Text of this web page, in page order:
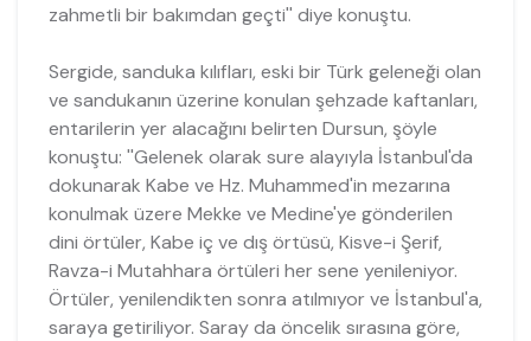
zahmetli bir bakımdan geçti'' diye konuştu.
Sergide, sanduka kılıfları, eski bir Türk geleneği olan
ve sandukanın üzerine konulan şehzade kaftanları,
entarilerin yer alacağını belirten Dursun, şöyle
konuştu: ''Gelenek olarak sure alayıyla İstanbul'da
dokunarak Kabe ve Hz. Muhammed'in mezarına
konulmak üzere Mekke ve Medine'ye gönderilen
dini örtüler, Kabe iç ve dış örtüsü, Kisve-i Şerif,
Ravza-i Mutahhara örtüleri her sene yenileniyor.
Örtüler, yenilendikten sonra atılmıyor ve İstanbul'a,
saraya getiriliyor. Saray da öncelik sırasına göre,